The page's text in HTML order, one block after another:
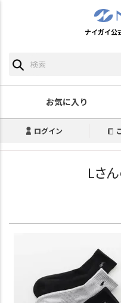
ナイガイ公
お気に入り
ログイン
Lさ